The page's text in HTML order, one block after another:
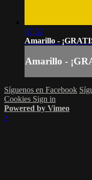
07:52
Amarillo -
Amarillo -
Síguenos en Facebook
Cookies Sign in
Powered by Vimeo
×